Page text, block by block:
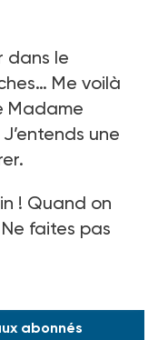
dans le
Me voilà
Madame
une
! Quand on
faites pas
abonnés